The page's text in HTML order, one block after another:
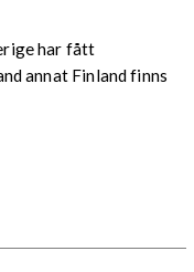
har fått
annat Finland finns